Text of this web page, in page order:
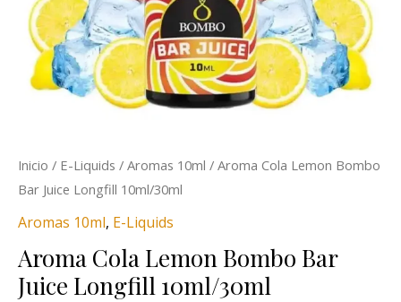
Inicio / E-Liquids / Aromas 10ml / Aroma Cola Lemon Bombo
Bar Juice Longfill 10ml/30ml
Aromas 10ml, E-Liquids
Aroma Cola Lemon Bombo Bar
Juice Longfill 10ml/30ml